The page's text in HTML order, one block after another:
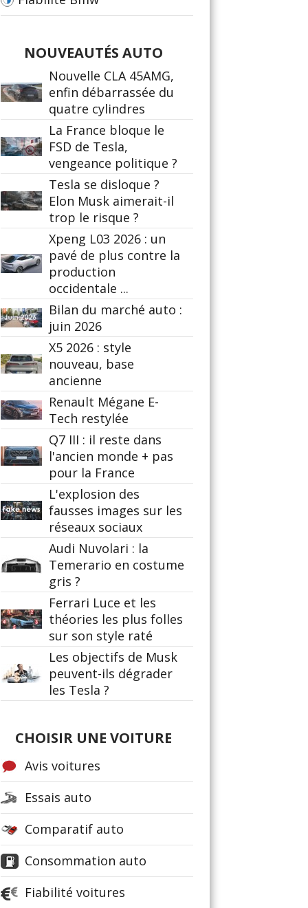
NOUVEAUTÉS AUTO
Nouvelle CLA 45AMG,
enfin débarrassée du
quatre cylindres
La France bloque le
FSD de Tesla,
vengeance politique ?
Tesla se disloque ?
Elon Musk aimerait-il
trop le risque ?
Xpeng L03 2026 : un
pavé de plus contre la
production
occidentale ...
Bilan du marché auto :
juin 2026
X5 2026 : style
nouveau, base
ancienne
Renault Mégane E-
Tech restylée
Q7 III : il reste dans
l'ancien monde + pas
pour la France
L'explosion des
fausses images sur les
réseaux sociaux
Audi Nuvolari : la
Temerario en costume
gris ?
Ferrari Luce et les
théories les plus folles
sur son style raté
Les objectifs de Musk
peuvent-ils dégrader
les Tesla ?
CHOISIR UNE VOITURE
Avis voitures
Essais auto
Comparatif auto
Consommation auto
Fiabilité voitures